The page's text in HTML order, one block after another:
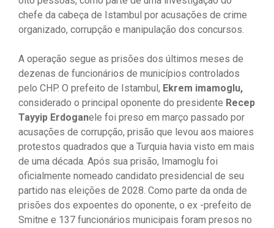
chefe da cabeça de Istambul por acusações de crime
organizado, corrupção e manipulação dos concursos.
A operação segue as prisões dos últimos meses de
dezenas de funcionários de municípios controlados
pelo CHP. O prefeito de Istambul, Ekrem imamoglu,
considerado o principal oponente do presidente Recep
Tayyip Erdoganele foi preso em março passado por
acusações de corrupção, prisão que levou aos maiores
protestos quadrados que a Turquia havia visto em mais
de uma década. Após sua prisão, Imamoglu foi
oficialmente nomeado candidato presidencial de seu
partido nas eleições de 2028. Como parte da onda de
prisões dos expoentes do oponente, o ex -prefeito de
Smitne e 137 funcionários municipais foram presos no